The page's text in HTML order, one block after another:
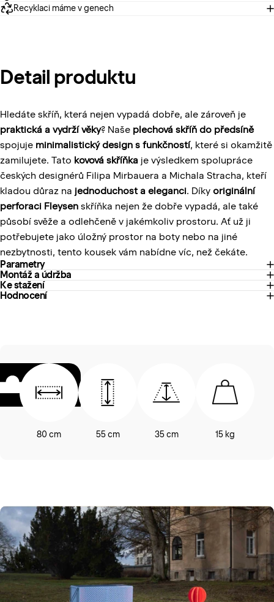
Recyklaci máme v genech
Detail produktu
Hledáte skříň, která nejen vypadá dobře, ale zároveň je
praktická a vydrží věky? Naše plechová skříň do předsíně
spojuje minimalistický design s funkčností, které si okamžitě
zamilujete. Tato kovová skříňka je výsledkem spolupráce
českých designérů Filipa Mirbauera a Michala Stracha, kteří
kladou důraz na jednoduchost a eleganci. Díky originální
perforaci Fleysen skříňka nejen že dobře vypadá, ale také
působí svěže a odlehčeně v jakémkoliv prostoru. Ať už ji
potřebujete jako úložný prostor na boty nebo na jiné
nezbytnosti, tento kousek vám nabídne víc, než čekáte.
Parametry
Montáž a údržba
Ke stažení
Hodnocení
80 cm 55 cm 35 cm 15 kg